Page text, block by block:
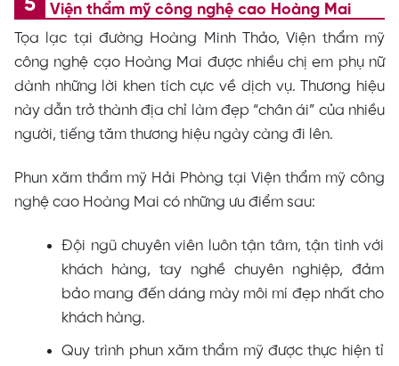
Viện thẩm mỹ công nghệ cao Hoàng Mai
Tọa lạc tại đường Hoàng Minh Thảo, Viện thẩm mỹ
công nghệ cạo Hoàng Mai được nhiều chị em phụ nữ
dành những lời khen tích cực về dịch vụ. Thương hiệu
này dẫn trở thành địa chỉ làm đẹp “chân ái” của nhiều
người, tiếng tăm thương hiệu ngày càng đi lên.
Phun xăm thẩm mỹ Hải Phòng tại Viện thẩm mỹ công
nghệ cao Hoàng Mai có những ưu điểm sau:
Đội ngũ chuyên viên luôn tận tâm, tận tình với
khách hàng, tay nghề chuyên nghiệp, đảm
bảo mang đến dáng mày môi mí đẹp nhất cho
khách hàng.
Quy trình phun xăm thẩm mỹ được thực hiện tỉ